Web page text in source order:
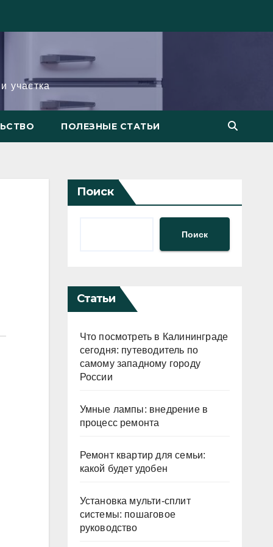
участка
ПОЛЕЗНЫЕ СТАТЬИ
Поиск
Поиск
Статьи
Что посмотреть в Калининграде
сегодня: путеводитель по
самому западному городу
России
Умные лампы: внедрение в
процесс ремонта
Ремонт квартир для семьи:
какой будет удобен
Установка мульти-сплит
системы: пошаговое
руководство